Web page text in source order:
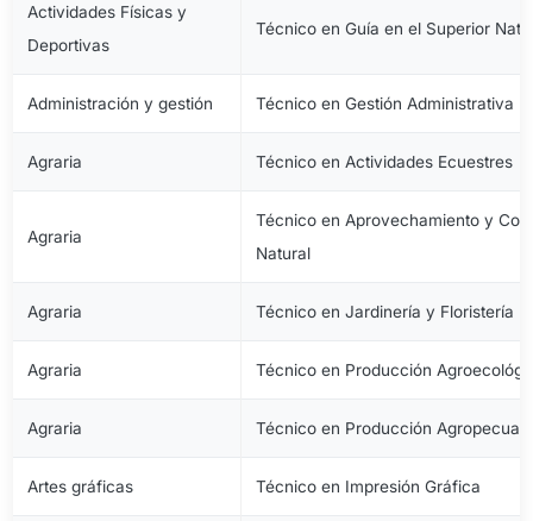
Actividades Físicas y
Deportivas
Técnico en Guía en el Superior
Administración y gestión Técnico en Gestión Administrativa
Agraria Técnico en Actividades Ecuestres
Agraria
Técnico en Aprovechamiento y
Natural
Agraria Técnico en Jardinería y Floristería
Agraria Técnico en Producción
Agraria Técnico en Producción
Artes gráficas Técnico en Impresión Gráfica